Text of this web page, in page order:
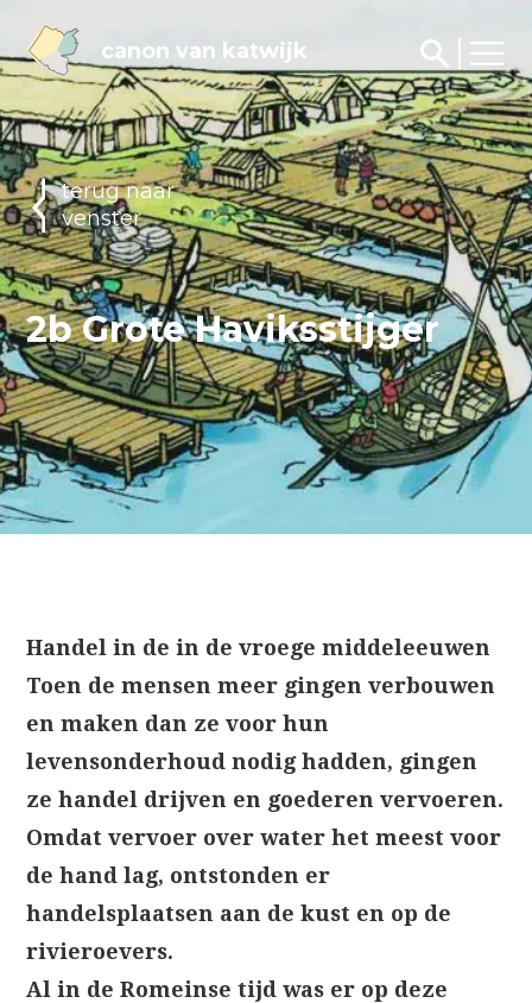
canon van katwijk
2b Grote Haviksstijger
terug naar
venster
Handel in de in de vroege middeleeuwen
Toen de mensen meer gingen verbouwen
en maken dan ze voor hun
levensonderhoud nodig hadden, gingen
ze handel drijven en goederen vervoeren.
Omdat vervoer over water het meest voor
de hand lag, ontstonden er
handelsplaatsen aan de kust en op de
rivieroevers.
Al in de Romeinse tijd was er op deze